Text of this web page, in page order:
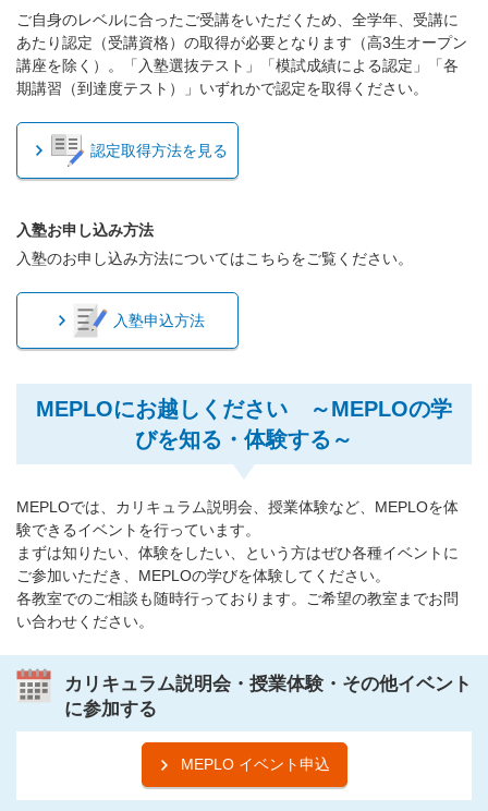
ご自身のレベルに合ったご受講をいただくため、全学年、受講に
あたり認定（受講資格）の取得が必要となります（高3生オープン
講座を除く）。「入塾選抜テスト」「模試成績による認定」「各
期講習（到達度テスト）」いずれかで認定を取得ください。
認定取得方法を見る
入塾お申し込み方法
入塾のお申し込み方法についてはこちらをご覧ください。
入塾申込方法
MEPLOにお越しください ～MEPLOの学
びを知る・体験する～
MEPLOでは、カリキュラム説明会、授業体験など、MEPLOを体
験できるイベントを行っています。
まずは知りたい、体験をしたい、という方はぜひ各種イベントに
ご参加いただき、MEPLOの学びを体験してください。
各教室でのご相談も随時行っております。ご希望の教室までお問
い合わせください。
カリキュラム説明会・授業体験・その他イベント
に参加する
MEPLO イベント申込